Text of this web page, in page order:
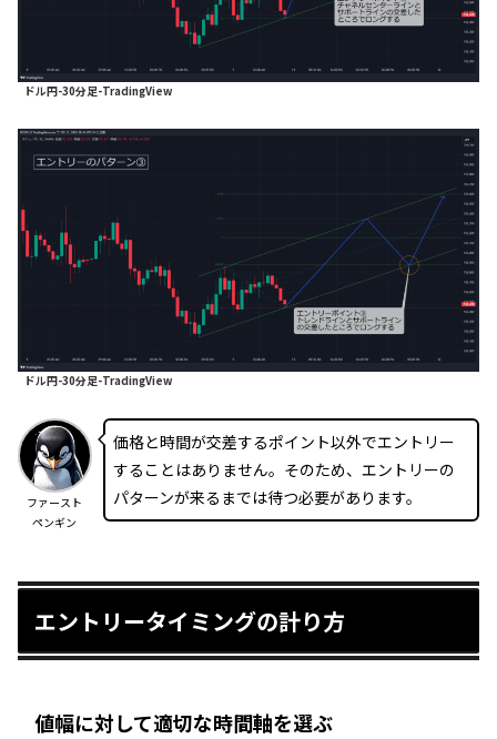
ドル円-30分足-TradingView
ドル円-30分足-TradingView
ファースト
ペンギン
価格と時間が交差するポイント以外でエントリー
することはありません。そのため、エントリーの
パターンが来るまでは待つ必要があります。
エントリータイミングの計り方
値幅に対して適切な時間軸を選ぶ